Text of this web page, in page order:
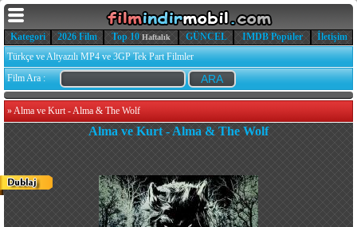
Kategori 2026 Film Top 10 Haftalık GÜNCEL IMDB Popüler
İletişim
Türkçe ve Altyazılı MP4 ve 3GP Tek Part Filmler
Film Ara :
»Alma ve Kurt - Alma & The Wolf
Alma ve Kurt - Alma & The Wolf